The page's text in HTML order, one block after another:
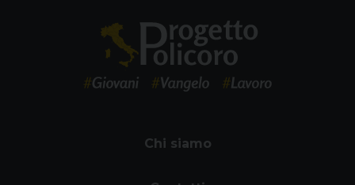
Chi siamo